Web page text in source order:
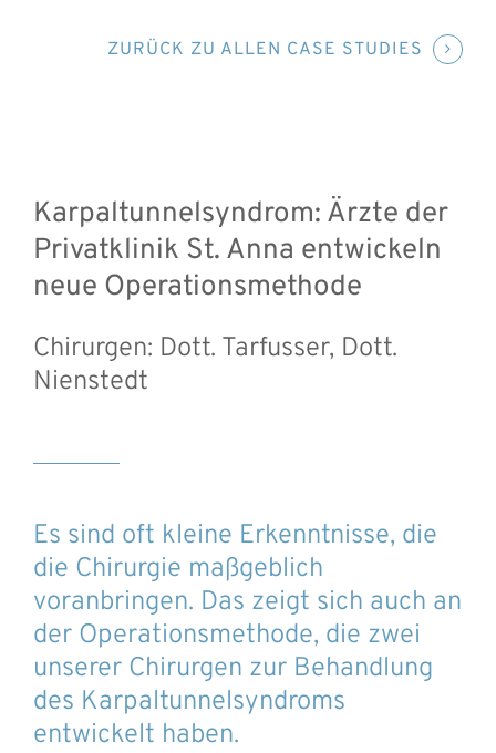
ZURÜCK ZU ALLEN CASE STUDIES
Karpaltunnelsyndrom: Ärzte der
Privatklinik St. Anna entwickeln
neue Operationsmethode
Chirurgen: Dott. Tarfusser, Dott.
Nienstedt
Es sind oft kleine Erkenntnisse, die
die Chirurgie maßgeblich
voranbringen. Das zeigt sich auch an
der Operationsmethode, die zwei
unserer Chirurgen zur Behandlung
des Karpaltunnelsyndroms
entwickelt haben.